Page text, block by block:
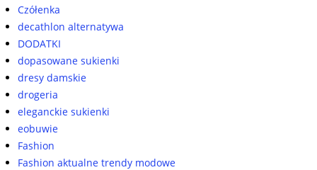
Czółenka
decathlon alternatywa
DODATKI
dopasowane sukienki
dresy damskie
drogeria
eleganckie sukienki
eobuwie
Fashion
Fashion aktualne trendy modowe